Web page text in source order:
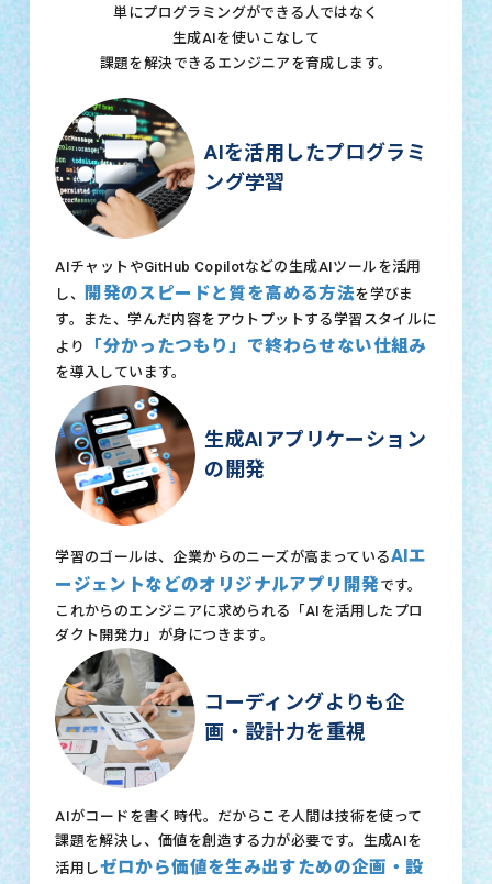
単にプログラミングができる人ではなく
生成AIを使いこなして
課題を解決できるエンジニアを育成します。
AIを活用したプログラミ
ング学習
AIチャットやGitHub Copilotなどの生成AIツールを活用
し、
開発のスピードと質を高める方法を学びま
す。また、学んだ内容をアウトプットする学習スタイルに
より
「分かったつもり」で終わらせない仕組み
を導入しています。
生成AIアプリケーション
の開発
学習のゴールは、企業からのニーズが高まっているAIエ
ージェントなどのオリジナルアプリ開発です。
これからのエンジニアに求められる「AIを活用したプロ
ダクト開発力」が身につきます。
コーディングよりも企
画・設計力を重視
AIがコードを書く時代。だからこそ人間は技術を使って
課題を解決し、価値を創造する力が必要です。生成AIを
活用しゼロから価値を生み出すための企画・設